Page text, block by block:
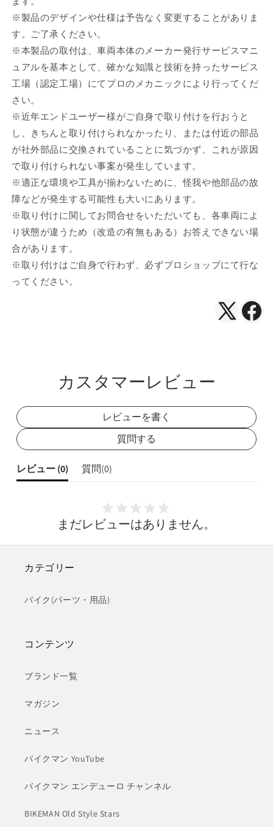
※製品のデザインや仕様は予告なく変更することがありま
す。ご了承ください。
※本製品の取付は、車両本体のメーカー発行サービスマニ
ュアルを基本として、確かな知識と技術を持ったサービス
工場（認定工場）にてプロのメカニックにより行ってくだ
さい。
※近年エンドユーザー様がご自身で取り付けを行おうと
し、きちんと取り付けられなかったり、または付近の部品
が社外部品に交換されていることに気づかず、これが原因
で取り付けられない事案が発生しています。
※適正な環境や工具が揃わないために、怪我や他部品の故
障などが発生する可能性も大いにあります。
※取り付けに関してお問合せをいただいても、各車両によ
り状態が違うため（改造の有無もある）お答えできない場
合があります。
※取り付けはご自身で行わず、必ずプロショップにて行な
ってください。
X（Twitter
カスタマーレビュー
レビューを書く
質問する
レビュー (0) 質問(0)
まだレビューはありません。
カテゴリー
バイク(パーツ・用品)
コンテンツ
ブランド一覧
マガジン
ニュース
バイクマン YouTube
バイクマン エンデューロ チャンネル
BIKEMAN Old Style Stars